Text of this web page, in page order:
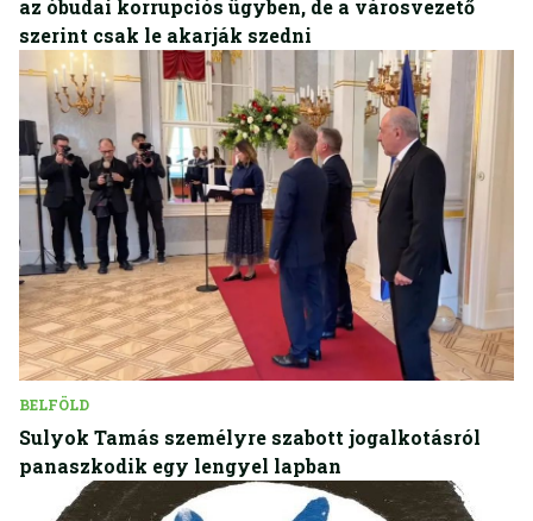
az óbudai korrupciós ügyben, de a városvezető
szerint csak le akarják szedni
BELFÖLD
Sulyok Tamás személyre szabott jogalkotásról
panaszkodik egy lengyel lapban